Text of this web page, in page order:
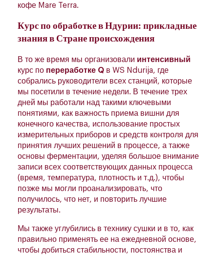
кофе Mare Terra.
Курс по обработке в Ндурии: прикладные
знания в Стране происхождения
В то же время мы организовали интенсивный
курс по переработке Q в WS Ndurija, где
собрались руководители всех станций, которые
мы посетили в течение недели. В течение трех
дней мы работали над такими ключевыми
понятиями, как важность приема вишни для
конечного качества, использование простых
измерительных приборов и средств контроля для
принятия лучших решений в процессе, а также
основы ферментации, уделяя большое внимание
записи всех соответствующих данных процесса
(время, температура, плотность и т.д.), чтобы
позже мы могли проанализировать, что
получилось, что нет, и повторить лучшие
результаты.
Мы также углубились в технику сушки и в то, как
правильно применять ее на ежедневной основе,
чтобы добиться стабильности, постоянства и